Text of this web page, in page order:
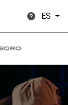
ES
Descargar Más